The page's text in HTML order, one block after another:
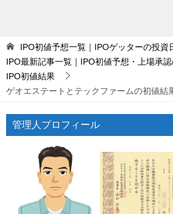
IPO初値予想一覧｜IPOゲッターの投資
IPO最新記事一覧｜IPO初値予想・上場承
IPO初値結果
ゲオエステートとテックファームの初値結
管理人プロフィール